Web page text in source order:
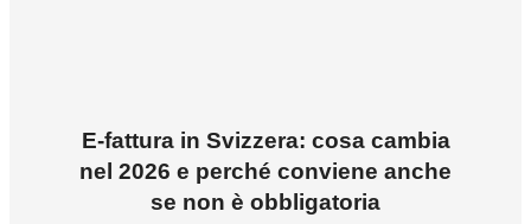
E-fattura in Svizzera: cosa cambia
nel 2026 e perché conviene anche
se non è obbligatoria